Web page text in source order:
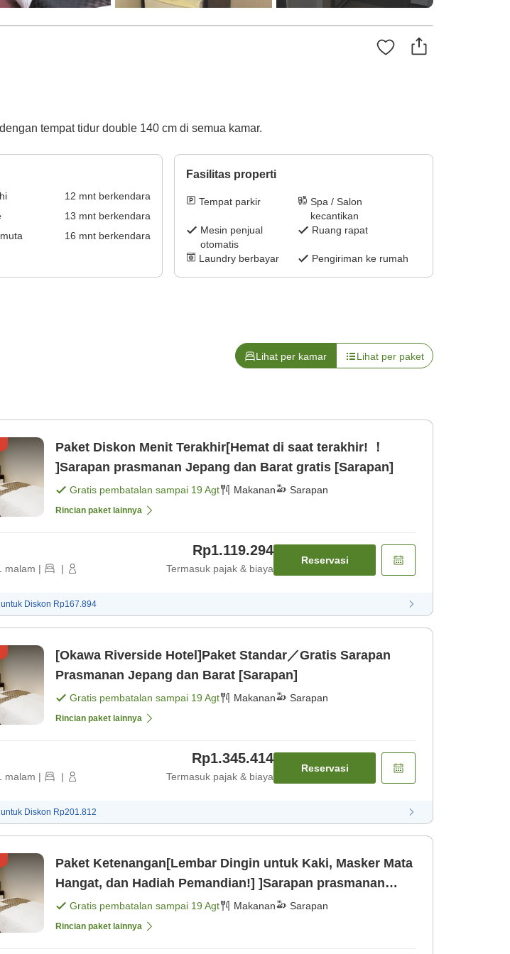
tempat tidur double 140 cm di semua kamar.
12 mnt berkendara
13 mnt berkendara
16 mnt berkendara
Fasilitas properti
Tempat parkir
Spa / Salon
kecantikan
Mesin penjual
otomatis
Ruang rapat
Laundry berbayar Pengiriman ke rumah
Lihat per kamar Lihat per paket
Paket Diskon Menit Terakhir[Hemat di saat terakhir! ！
]Sarapan prasmanan Jepang dan Barat gratis [Sarapan]
Gratis pembatalan sampai 19 Agt Makanan Sarapan
Rincian paket lainnya
malam | |
Rp1.119.294
Termasuk pajak & biaya
Reservasi
Diskon Rp167.894
[Okawa Riverside Hotel]Paket Standar／Gratis Sarapan
Prasmanan Jepang dan Barat [Sarapan]
Gratis pembatalan sampai 19 Agt Makanan Sarapan
Rincian paket lainnya
malam | |
Rp1.345.414
Termasuk pajak & biaya
Reservasi
Diskon Rp201.812
Paket Ketenangan[Lembar Dingin untuk Kaki, Masker Mata
Hangat, dan Hadiah Pemandian!] ]Sarapan prasmanan
Jepang dan Barat gratis [Sarapan]
Gratis pembatalan sampai 19 Agt Makanan Sarapan
Rincian paket lainnya